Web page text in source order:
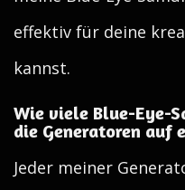
effektiv für deine
kannst.
Wie viele Blue-Eye-
die Generatoren auf
Jeder meiner